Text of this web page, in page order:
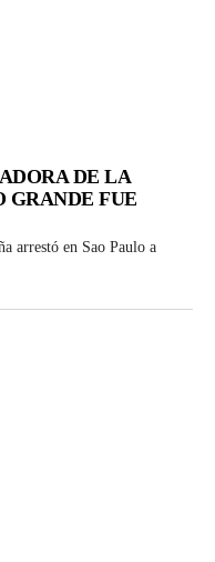
DE LA
GRANDE FUE
arrestó en Sao Paulo a